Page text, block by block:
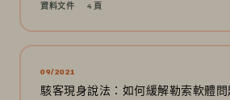
資料文件 4 頁
09/2021
駭客現身說法：如何緩解勒索軟體